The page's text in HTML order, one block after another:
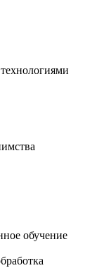
обучение